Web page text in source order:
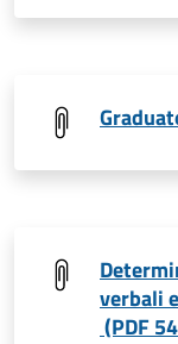
verbali
(PDF